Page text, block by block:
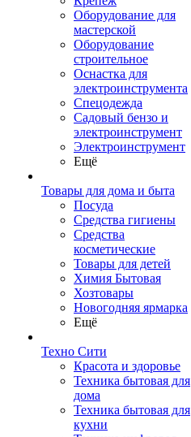
Оборудование для
мастерской
Оборудование
строительное
Оснастка для
электроинструмента
Спецодежда
Садовый бензо и
электроинструмент
Электроинструмент
Ещё
Товары для дома и быта
Посуда
Средства гигиены
Средства
косметические
Товары для детей
Химия Бытовая
Хозтовары
Новогодняя ярмарка
Ещё
Техно Сити
Красота и здоровье
Техника бытовая для
дома
Техника бытовая для
кухни